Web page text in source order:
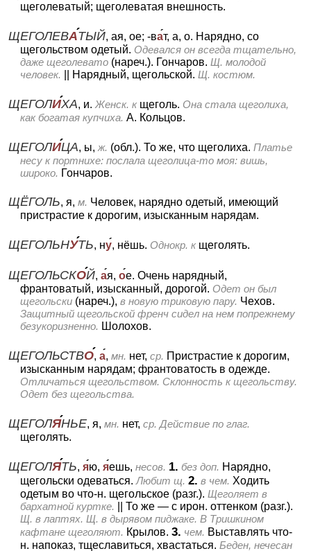
щеголеватый; щеголеватая внешность.
ЩЕГОЛЕВАТЫЙ, ая, ое; -ват, а, о. Нарядно, со
щегольством одетый. Одевался он всегда тщательно,
даже щеголевато (нареч.). Гончаров. Щ. молодой
человек.
Нарядный, щегольской. Щ. костюм.
ЩЕГОЛИХА, и. Женск. к щеголь. Она стала щеголиха,
как богатая купчиха. А. Кольцов.
ЩЕГОЛИЦА, ы, ж. (обл.). То же, что щеголиха. Платье
несу к портнихе: послала щеголица-то моя: вишь,
широко. Гончаров.
ЩЁГОЛЬ, я, м. Человек, нарядно одетый, имеющий
пристрастие к дорогим, изысканным нарядам.
ЩЕГОЛЬНУТЬ, ну, нёшь. Однокр. к щеголять.
ЩЕГОЛЬСКОЙ, ая, ое. Очень нарядный,
франтоватый, изысканный, дорогой. Одет он был
щегольски (нареч.), в новую триковую пару. Чехов.
Защитный щегольской френч сидел на нем попрежнему
безукоризненно. Шолохов.
ЩЕГОЛЬСТВО, а, мн. нет, ср. Пристрастие к дорогим,
изысканным нарядам; франтоватость в одежде.
Отличаться щегольством. Склонность к щегольству.
Одет без щегольства.
ЩЕГОЛЯНЬЕ, я, мн. нет, ср. Действие по глаг.
щеголять.
ЩЕГОЛЯТЬ, яю, яешь, несов. 1. без доп. Нарядно,
щегольски одеваться. Любит щ. 2. в чем. Ходить
одетым во что-н. щегольское (разг.). Щеголяет в
бархатной куртке.
То же — с ирон. оттенком (разг.).
Щ. в лаптях. Щ. в дырявом пиджаке. В Тришкином
кафтане щеголяют. Крылов. 3. чем. Выставлять что-
н. напоказ, тщеславиться, хвастаться. Беден, нечесан